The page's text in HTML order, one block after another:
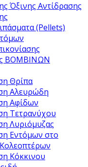
Όξινης Αντίδρασης
(Pellets)
ΒΟΜΒΙΝΩΝ
Θρίπα
Αλευρώδη
Αφίδων
Τετρανύχου
Λυριόμυζας
Εντόμων στο
Κόκκινου